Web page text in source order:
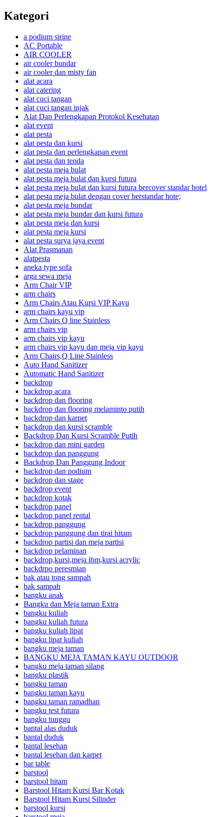
Kategori
a podium sirine
AC Portable
AIR COOLER
air cooler bundar
air cooler dan misty fan
alat acara
alat catering
alat cuci tangan
alat cuci tangan injak
Alat Dan Perlengkapan Protokol Kesehatan
alat event
alat pesta
alat pesta dan kursi
alat pesta dan perlengkapan event
alat pesta dan tenda
alat pesta meja bulat
alat pesta meja bulat dan kursi futura
alat pesta meja bulat dan kursi futura bercover standar hotel
alat pesta meja bulat dengan cover berstandar hote;
alat pesta meja bundar
alat pesta meja bundar dan kursi futura
alat pesta meja dan kursi
alat pesta meja kursi
alat pesta surya jaya event
Alat Prasmanan
alatpesta
aneka type sofa
arga sewa meja
Arm Chair VIP
arm chairs
Arm Chairs Atau Kursi VIP Kayu
arm chairs kayu vip
Arm Chairs Q line Stainless
arm chairs vip
arm chairs vip kayu
arm chairs vip kayu dan meja vip kayu
Arm Chairs,Q Line Stainless
Auto Hand Sanitizer
Automatic Hand Sanitizer
backdrop
backdrop acara
backdrop dan flooring
backdrop dan flooring melaminto putih
backdrop dan karpet
backdrop dan kursi scramble
Backdrop Dan Kursi Scramble Putih
backdrop dan mini garden
backdrop dan panggung
Backdrop Dan Panggung Indoor
backdrop dan podium
backdrop dan stage
backdrop event
backdrop kotak
backdrop panel
backdrop panel rental
backdrop panggung
backdrop panggung dan tirai hitam
backdrop partisi dan meja partisi
backdrop pelaminan
backdrop,kursi,meja ibm,kursi acrylic
backdrpo peresmian
bak atau tong sampah
bak sampah
bangku anak
Bangku dan Meja taman Extra
bangku kuliah
bangku kuliah futura
bangku kuliah lipat
bangku lipat kuliah
bangku meja taman
BANGKU MEJA TAMAN KAYU OUTDOOR
bangku meja taman silang
bangku plastik
bangku taman
bangku taman kayu
bangku taman ramadhan
bangku test futura
bangku tunggu
bantal alas duduk
bantal duduk
bantal lesehan
bantal lesehan dan karpet
bar table
barstool
barstool hitam
Barstool Hitam Kursi Bar Kotak
Barstool Hitam Kursi Silinder
barstool kursi